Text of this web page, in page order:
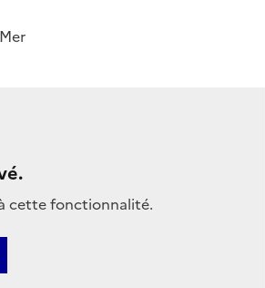
cette fonctionnalité.